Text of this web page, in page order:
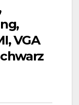
VGA